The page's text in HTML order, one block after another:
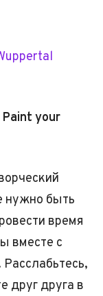
your
нужно быть
время
вместе с
друг друга в